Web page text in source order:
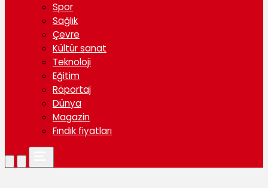
Spor
Sağlık
Çevre
Kültür sanat
Teknoloji
Eğitim
Röportaj
Dünya
Magazin
Fındık fiyatları